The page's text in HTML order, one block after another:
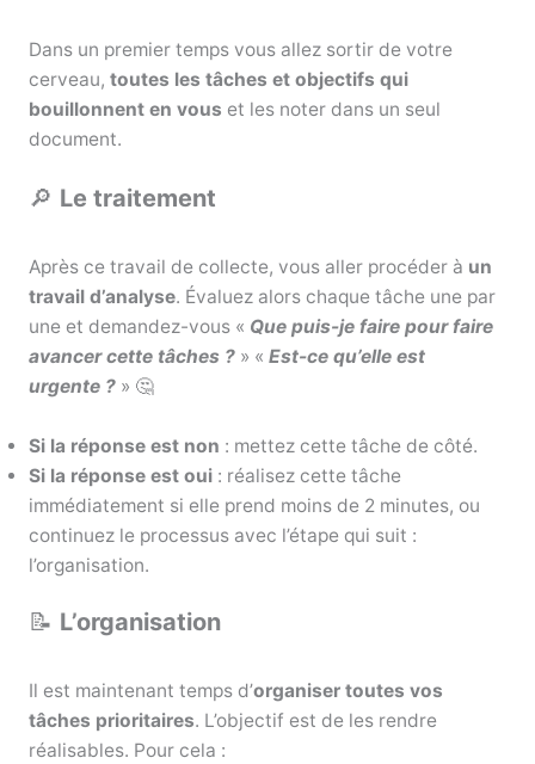
Dans un premier temps vous allez sortir de votre
cerveau, toutes les tâches et objectifs qui
bouillonnent en vous et les noter dans un seul
document.
🔎 Le traitement
Après ce travail de collecte, vous aller procéder à un
travail d’analyse. Évaluez alors chaque tâche une par
une et demandez-vous « Que puis-je faire pour faire
avancer cette tâches ?» « Est-ce qu’elle est
urgente ?» 🤔
Si la réponse est non : mettez cette tâche de côté.
Si la réponse est oui : réalisez cette tâche
immédiatement si elle prend moins de 2 minutes, ou
continuez le processus avec l’étape qui suit :
l’organisation.
📝 L’organisation
Il est maintenant temps d’organiser toutes vos
tâches prioritaires. L’objectif est de les rendre
réalisables. Pour cela :